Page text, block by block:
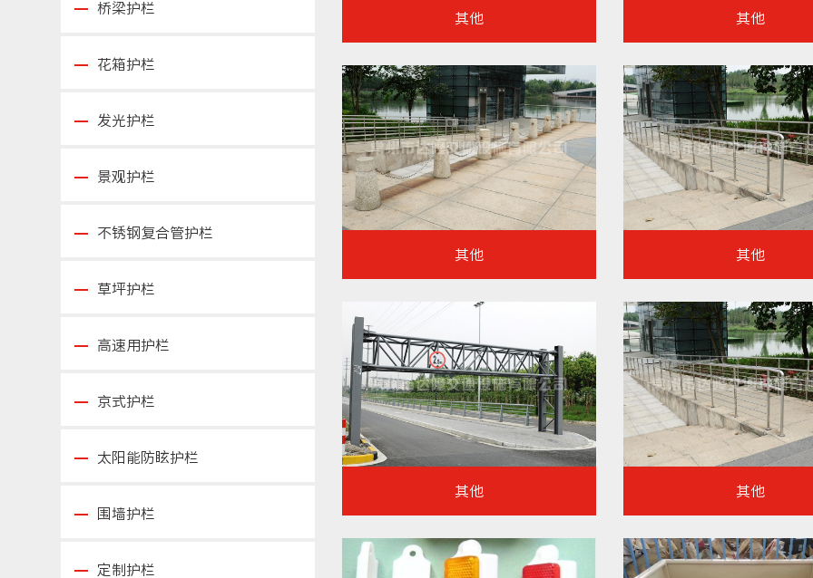
桥梁护栏
花箱护栏
发光护栏
景观护栏
不锈钢复合管护栏
草坪护栏
高速用护栏
京式护栏
太阳能防眩护栏
围墙护栏
定制护栏
其他 其他
其他 其他
其他 其他